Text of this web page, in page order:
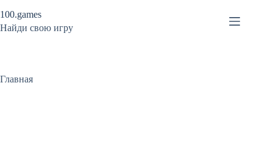
к
сути
100.games
Найди свою игру
Главная